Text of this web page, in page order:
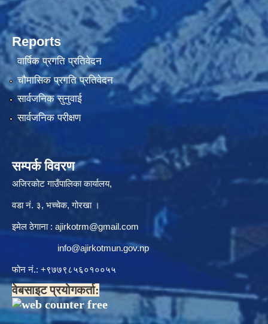
Reports
वार्षिक प्रगति प्रतिवेदन
चौमासिक प्रगति प्रतिवेदन
सार्वजनिक सुनुवाई
सार्वजनिक परीक्षण
सम्पर्क विवरण
अजिरकोट गाउँपालिका कार्यालय,
वडा नं. ३, भच्चेक, गोरखा ।
इमेल ठेगाना : ajirkotrm@gmail.com
info@ajirkotmun.gov.np
फोन नं.: ‍‌+९७७९८५६०१००५५
वेबसाइट प्रयोगकर्ता: